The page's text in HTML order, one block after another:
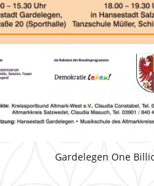
Gardelegen One